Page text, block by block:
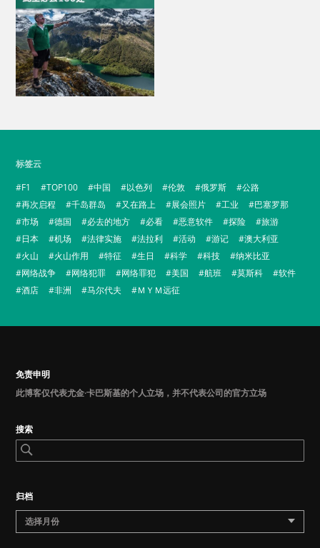
标签云
F1
TOP100 中国 以色列 伦敦 俄罗斯
公路
再次启程
千岛群岛 又在路上 展会照片 工业
巴塞罗那
市场
德国 必去的地方 必看 恶意软件 探险
旅游
日本
机场 法律实施 法拉利 活动 游记
澳大利亚
火山
火山作用 特征 生日 科学 科技
纳米比亚
网络战争
网络犯罪 网络罪犯 美国 航班 莫斯科
软件
酒店
非洲 马尔代夫 ＭＹＭ远征
免责申明
此博客仅代表尤金·卡巴斯基的个人立场，并不代表公司的官方立场
搜索
归档
选择月份